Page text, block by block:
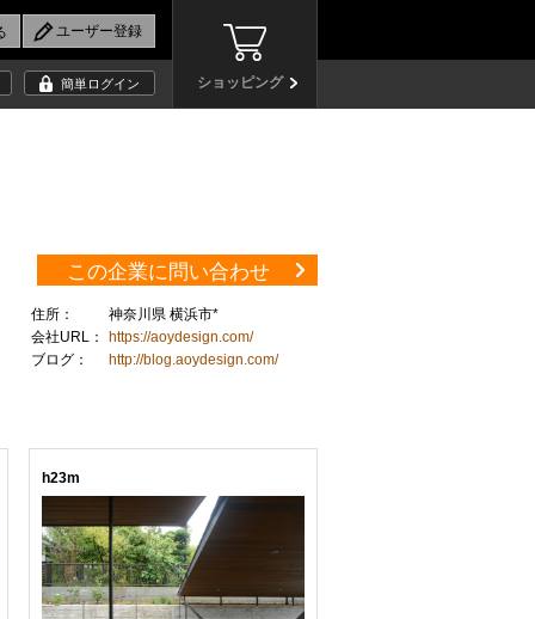
ショッピング
簡単ログイン
この企業に問い合わせ
住所：
神奈川県 横浜市*
会社URL：
https://aoydesign.com/
ブログ：
http://blog.aoydesign.com/
h23m